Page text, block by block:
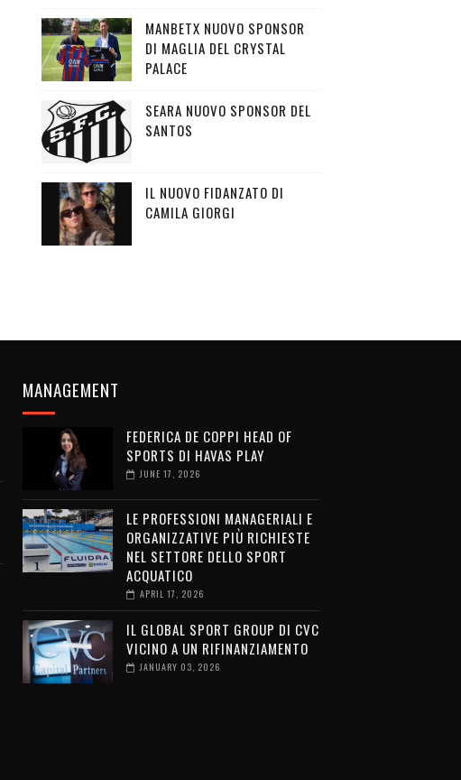
MANBETX NUOVO SPONSOR
DI MAGLIA DEL CRYSTAL
PALACE
SEARA NUOVO SPONSOR DEL
SANTOS
IL NUOVO FIDANZATO DI
CAMILA GIORGI
MANAGEMENT
FEDERICA DE COPPI HEAD OF
SPORTS DI HAVAS PLAY
JUNE 17, 2026
LE PROFESSIONI MANAGERIALI E
ORGANIZZATIVE PIÙ RICHIESTE
NEL SETTORE DELLO SPORT
ACQUATICO
APRIL 17, 2026
IL GLOBAL SPORT GROUP DI CVC
VICINO A UN RIFINANZIAMENTO
JANUARY 03, 2026